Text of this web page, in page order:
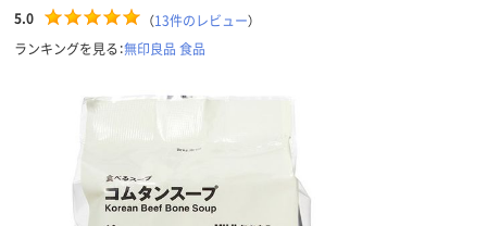
5.0 （13件のレビュー）
ランキングを見る：無印良品 食品